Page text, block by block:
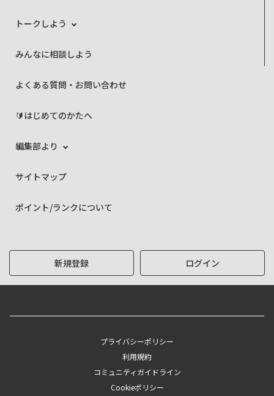
トークしよう
みんなに相談しよう
よくある質問・お問い合わせ
🔰はじめてのかたへ
編集部より
サイトマップ
ポイント/ランクについて
新規登録 ログイン
プライバシーポリシー
利用規約
コミュニティガイドライン
Cookieポリシー